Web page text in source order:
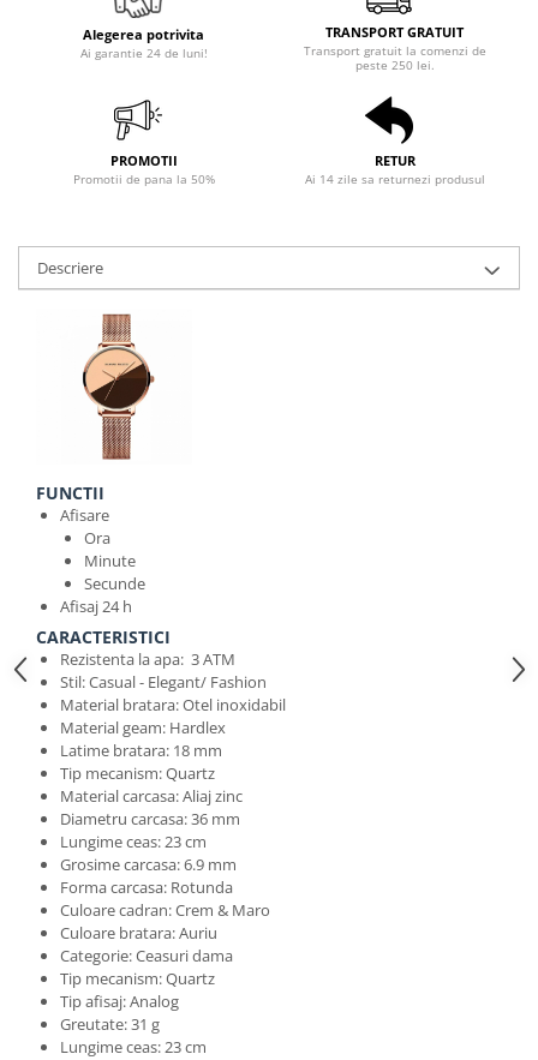
Alegerea potrivita
Ai garantie 24 de luni!
TRANSPORT GRATUIT
Transport gratuit la comenzi de
peste 250 lei.
PROMOTII
Promotii de pana la 50%
RETUR
Ai 14 zile sa returnezi produsul
Descriere
FUNCTII
Afisare
Ora
Minute
Secunde
Afisaj 24 h
CARACTERISTICI
Rezistenta la apa: 3 ATM
Stil: Casual - Elegant/ Fashion
Material bratara: Otel inoxidabil
Material geam: Hardlex
Latime bratara: 18 mm
Tip mecanism: Quartz
Material carcasa: Aliaj zinc
Diametru carcasa: 36 mm
Lungime ceas: 23 cm
Grosime carcasa: 6.9 mm
Forma carcasa: Rotunda
Culoare cadran: Crem & Maro
Culoare bratara: Auriu
Categorie: Ceasuri dama
Tip mecanism: Quartz
Tip afisaj: Analog
Greutate: 31 g
Lungime ceas: 23 cm